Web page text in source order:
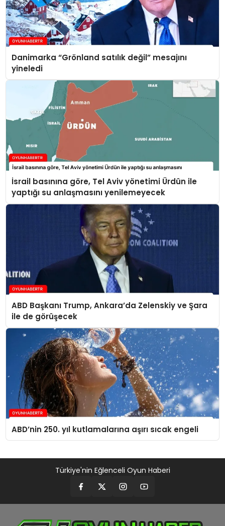
Danimarka “Grönland satılık değil” mesajını
yineledi
İsrail basınına göre, Tel Aviv yönetimi Ürdün ile
yaptığı su anlaşmasını yenilemeyecek
ABD Başkanı Trump, Ankara’da Zelenskiy ve Şara
ile de görüşecek
ABD’nin 250. yıl kutlamalarına aşırı sıcak engeli
Türkiye'nin Eğlenceli Oyun Haberi